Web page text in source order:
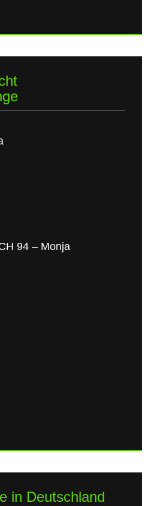
94 – Monja
in Deutschland